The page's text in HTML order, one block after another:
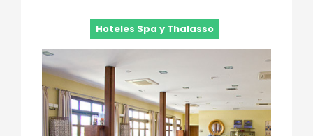
Hoteles Spa y Thalasso